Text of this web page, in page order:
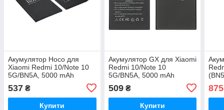
Акумулятор Hoco для
Xiaomi Redmi 10/Note 10
5G/BN5A, 5000 mAh
537 ₴
Купити
Акумулятор GX для Xiaomi
Redmi 10/Note 10
5G/BN5A, 5000 mAh
509₴
Купити
875